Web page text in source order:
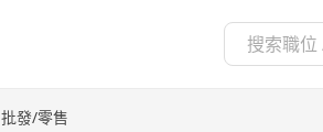
批發/零售